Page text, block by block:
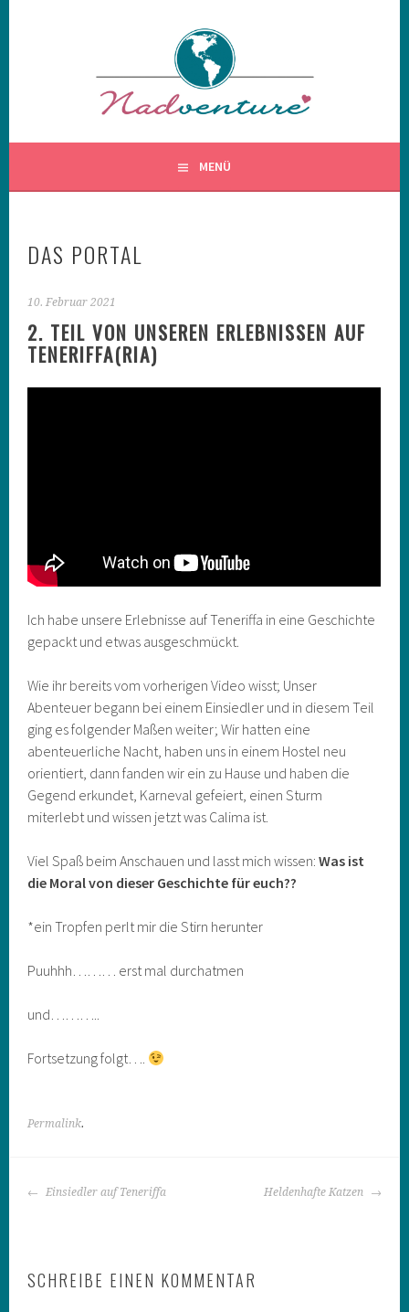
MENÜ
DAS PORTAL
10. Februar 2021
2. TEIL VON UNSEREN ERLEBNISSEN AUF
TENERIFFA(RIA)
Ich habe unsere Erlebnisse auf Teneriffa in eine Geschichte
gepackt und etwas ausgeschmückt.
Wie ihr bereits vom vorherigen Video wisst; Unser
Abenteuer begann bei einem Einsiedler und in diesem Teil
ging es folgender Maßen weiter; Wir hatten eine
abenteuerliche Nacht, haben uns in einem Hostel neu
orientiert, dann fanden wir ein zu Hause und haben die
Gegend erkundet, Karneval gefeiert, einen Sturm
miterlebt und wissen jetzt was Calima ist.
Viel Spaß beim Anschauen und lasst mich wissen:Was ist
die Moral von dieser Geschichte für euch??
*ein Tropfen perlt mir die Stirn herunter
Puuhhh……… erst mal durchatmen
und………..
Fortsetzung folgt….
Permalink.
BEITRAGS-
Einsiedler auf Teneriffa Heldenhafte Katzen
SCHREIBE EINEN KOMMENTAR